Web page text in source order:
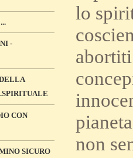
-
CON
SICURO
lo
non